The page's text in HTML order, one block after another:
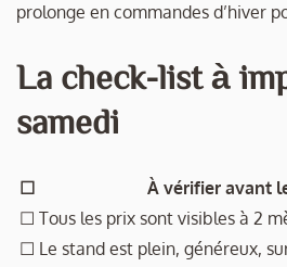
prolonge en commandes d’hiver
La check-list à
samedi
☐
À vérifier avant
☐ Tous les prix sont visibles à 2
☐ Le stand est plein, généreux,